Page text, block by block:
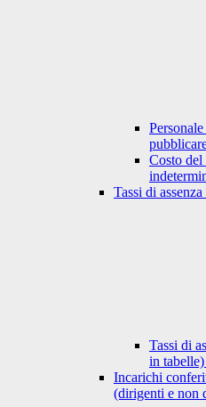
Costo del
Tassi di assenza
Tassi di
in tabelle)
Incarichi
(dirigenti e non